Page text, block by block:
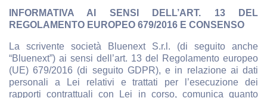
INFORMATIVA AI SENSI DELL’ART. 13 DEL
REGOLAMENTO EUROPEO 679/2016 E CONSENSO
La scrivente società Bluenext S.r.l. (di seguito anche
“Bluenext”) ai sensi dell’art. 13 del Regolamento europeo
(UE) 679/2016 (di seguito GDPR), e in relazione ai dati
personali a Lei relativi e trattati per l’esecuzione dei
rapporti contrattuali con Lei in corso, comunica quanto